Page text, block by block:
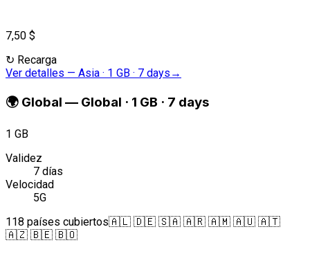
7,50 $
↻ Recarga
Ver detalles — Asia · 1 GB · 7 days →
🌍 Global — Global · 1 GB · 7 days
1 GB
Validez
7 días
Velocidad
5G
118 países cubiertos🇦🇱 🇩🇪 🇸🇦 🇦🇷 🇦🇲 🇦🇺 🇦🇹
🇦🇿 🇧🇪 🇧🇴